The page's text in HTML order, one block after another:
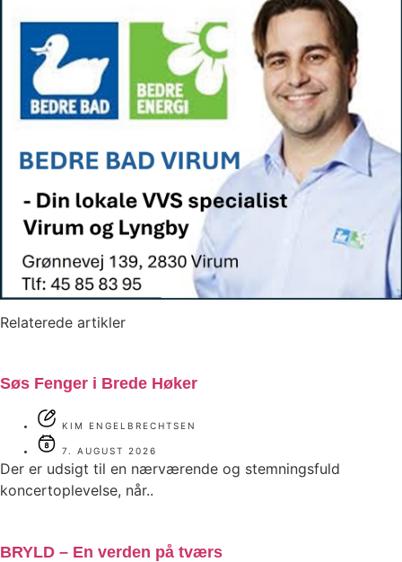
Relaterede artikler
Søs Fenger i Brede Høker
KIM ENGELBRECHTSEN
7. AUGUST 2026
Der er udsigt til en nærværende og stemningsfuld
koncertoplevelse, når..
BRYLD – En verden på tværs